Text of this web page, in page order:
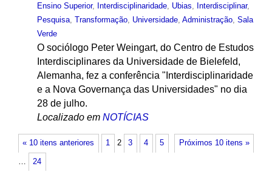
Ensino Superior, Interdisciplinaridade, Ubias, Interdisciplinar,
Pesquisa, Transformação, Universidade, Administração, Sala
Verde
O sociólogo Peter Weingart, do Centro de Estudos
Interdisciplinares da Universidade de Bielefeld,
Alemanha, fez a conferência "Interdisciplinaridade
e a Nova Governança das Universidades" no dia
28 de julho.
Localizado em NOTÍCIAS
« 10 itens anteriores Próximos 10 itens »
1 2 3 4 5
… 24